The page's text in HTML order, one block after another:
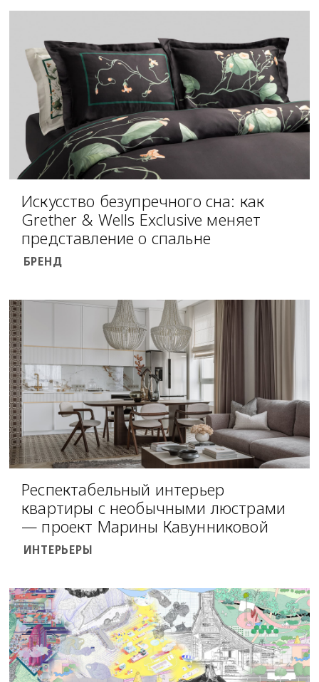
Искусство безупречного сна: как
Grether & Wells Exclusive меняет
представление о спальне
БРЕНД
Респектабельный интерьер
квартиры с необычными люстрами
— проект Марины Кавунниковой
ИНТЕРЬЕРЫ